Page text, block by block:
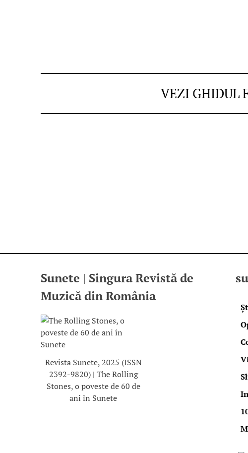
VEZI GHIDUL
Sunete | Singura Revistă de
Muzică din România
Revista Sunete, 2025 (ISSN
2392-9820) | The Rolling
Stones, o poveste de 60 de
ani în Sunete